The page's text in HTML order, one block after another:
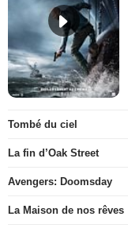
Tombé du ciel
La fin d’Oak Street
Avengers: Doomsday
La Maison de nos rêves